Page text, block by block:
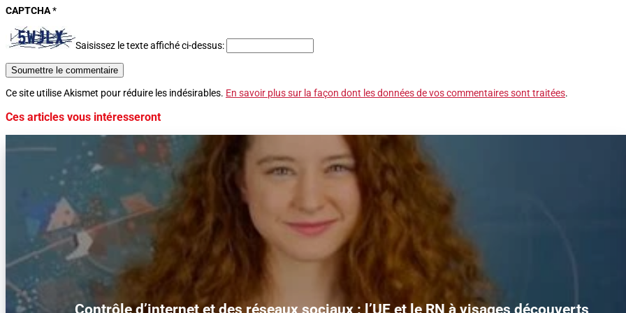
CAPTCHA*
Saisissez le texte affiché ci-dessus:
Soumettre le commentaire
Ce site utilise Akismet pour réduire les indésirables. En savoir plus sur la façon dont les données de vos commentaires sont traitées.
Ces articles vous intéresseront
Contrôle d’internet et des réseaux sociaux : l’UE et le RN à visages découverts
Le RN trahit ses électeurs. Voici le constat ébahi que